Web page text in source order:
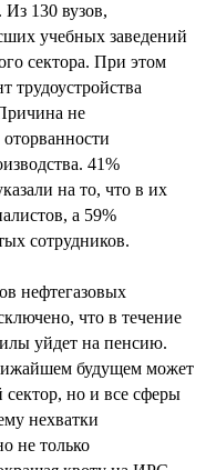
Из 130 вузов,
учебных заведений
сектора. При этом
трудоустройства
не
41%
на то, что в их
а 59%
сотрудников.
нефтегазовых
что в течение
уйдет на пенсию.
будущем может
сектор, но и все сферы
нехватки
не только